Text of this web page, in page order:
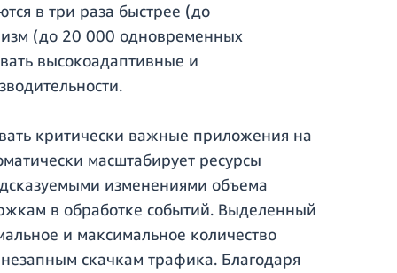
в три раза быстрее (до
(до 20 000 одновременных
высокоадаптивные и
критически важные приложения на
масштабирует ресурсы
изменениями объема
в обработке событий. Выделенный
и максимальное количество
скачкам трафика. Благодаря